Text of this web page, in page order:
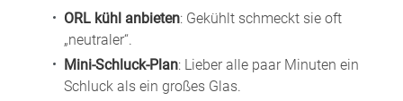
ORL kühl anbieten: Gekühlt schmeckt sie oft
„neutraler“.
Mini-Schluck-Plan: Lieber alle paar Minuten ein
Schluck als ein großes Glas.